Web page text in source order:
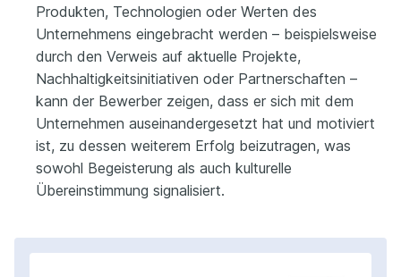
Produkten, Technologien oder Werten des
Unternehmens eingebracht werden – beispielsweise
durch den Verweis auf aktuelle Projekte,
Nachhaltigkeitsinitiativen oder Partnerschaften –
kann der Bewerber zeigen, dass er sich mit dem
Unternehmen auseinandergesetzt hat und motiviert
ist, zu dessen weiterem Erfolg beizutragen, was
sowohl Begeisterung als auch kulturelle
Übereinstimmung signalisiert.